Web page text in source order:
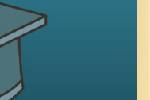
כמובן נמצא הזהב
אבל למה בשנים
מבינות שהן